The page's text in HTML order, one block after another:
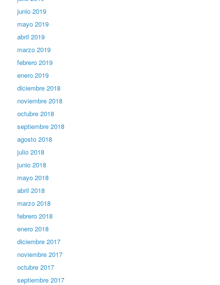
junio 2019
mayo 2019
abril 2019
marzo 2019
febrero 2019
enero 2019
diciembre 2018
noviembre 2018
octubre 2018
septiembre 2018
agosto 2018
julio 2018
junio 2018
mayo 2018
abril 2018
marzo 2018
febrero 2018
enero 2018
diciembre 2017
noviembre 2017
octubre 2017
septiembre 2017